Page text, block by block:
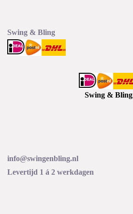
Swing & Bling
Swing & Bling
info@swingenbling.nl
Levertijd 1 á 2 werkdagen